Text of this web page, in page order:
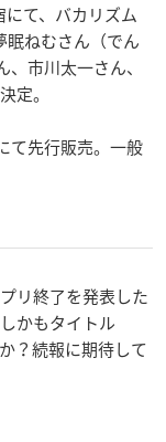
て、バカリズム
眠ねむさん（でん
市川太一さん、
定。
て先行販売。一般
リ終了を発表した
かもタイトル
？続報に期待して